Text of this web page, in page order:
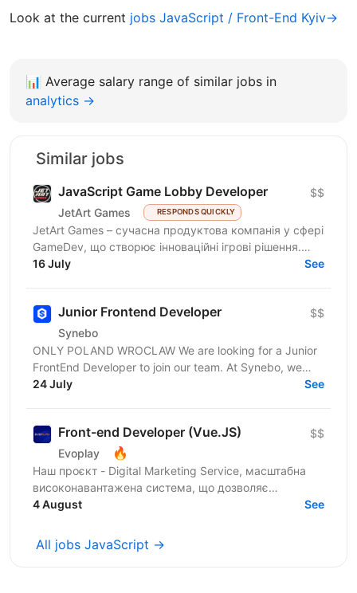
Look at the current jobs JavaScript / Front-End Kyiv→
📊 Average salary range of similar jobs in
analytics →
Similar jobs
JavaScript Game Lobby Developer
JetArt Games RESPONDS QUICKLY
$$
JetArt Games – сучасна продуктова компанія у сфері
GameDev, що створює інноваційні ігрові рішення.
Шукаємо JavaScript Developer, якому затісно в
16 July See
Junior Frontend Developer
Synebo
$$
ONLY POLAND WROCLAW We are looking for a Junior
FrontEnd Developer to join our team. At Synebo, we
deliver Salesforce solutions with quality,...
24 July See
Front-end Developer (Vue.JS)
Evoplay 🔥
$$
Наш проєкт - Digital Marketing Service, масштабна
високонавантажена система, що дозволяє
створювати партнерські програми для компаній та
4 August See
All jobs JavaScript →